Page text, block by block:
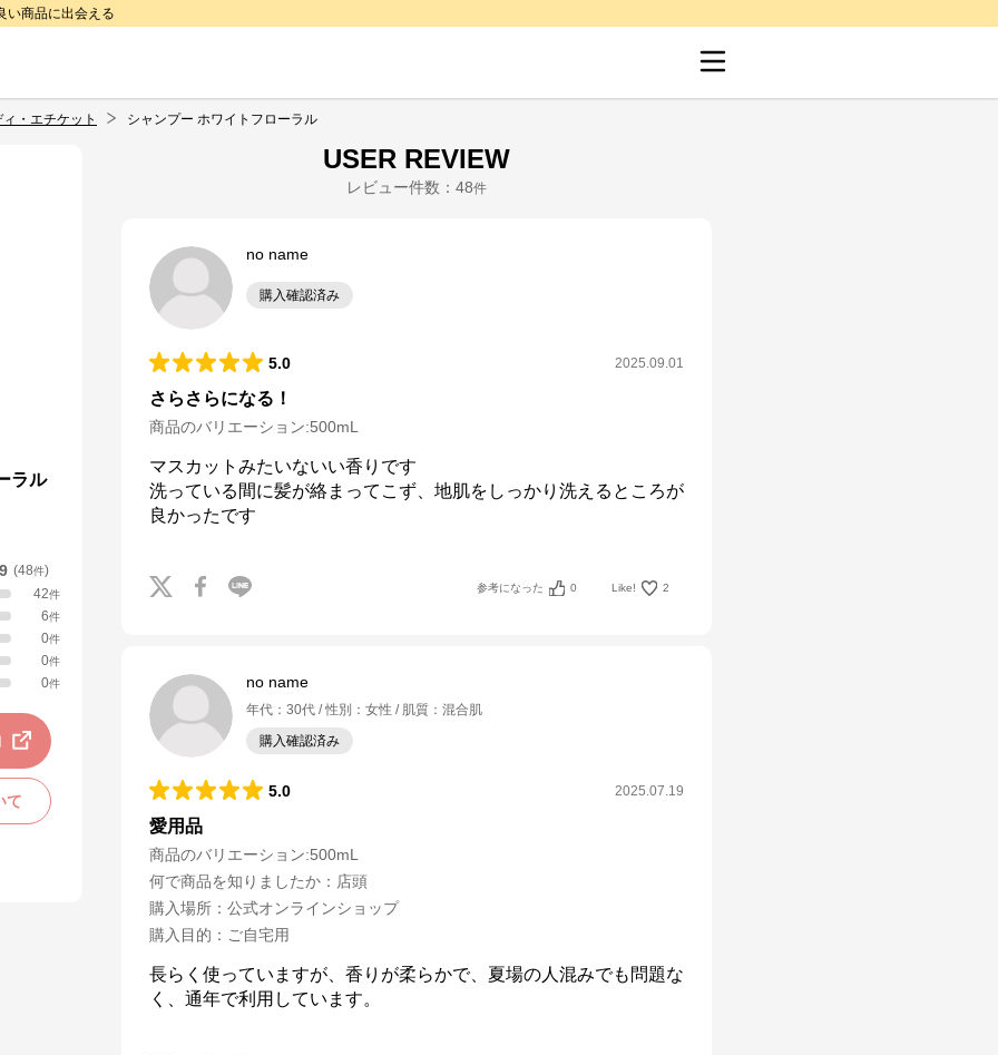
い商品に出会える
・エチケット シャンプー ホワイトフローラル
ラル
(48件)
42件
6件
0件
0件
0件
て
USER REVIEW
レビュー件数： 48件
no name
購入確認済み
5.0 2025.09.01
さらさらになる！
商品のバリエーション:500mL
マスカットみたいないい香りです
洗っている間に髪が絡まってこず、地肌をしっかり洗えるところが
良かったです
参考になった 0 Like! 2
no name
年代 ： 30代 性別 ： 女性 肌質 ： 混合肌
購入確認済み
5.0 2025.07.19
愛用品
商品のバリエーション:500mL
何で商品を知りましたか ： 店頭
購入場所 ： 公式オンラインショップ
購入目的 ： ご自宅用
長らく使っていますが、香りが柔らかで、夏場の人混みでも問題な
く、通年で利用しています。